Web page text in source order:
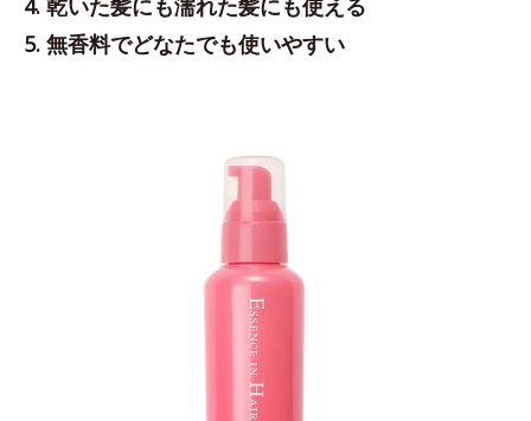
4. 乾いた髪にも濡れた髪にも使える
5. 無香料でどなたでも使いやすい